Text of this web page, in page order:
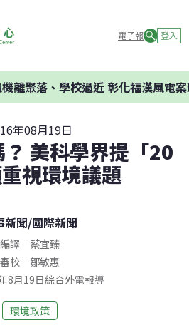
電子報 登入
落、學校過近 彰化福漢風電案環
年08月19日
美科學界提「20
視環境議題
新聞/國際新聞
編譯—蔡宜臻
審校—鄒敏惠
8月19日綜合外電報導
環境政策